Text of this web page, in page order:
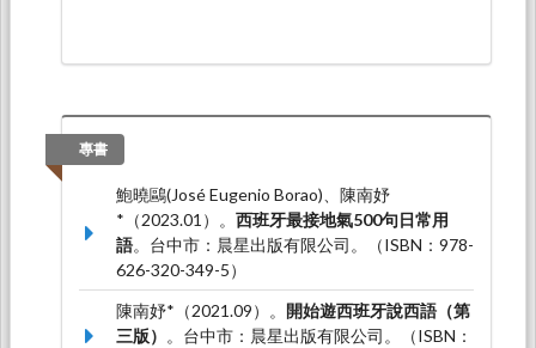
專書
鮑曉鷗(José Eugenio Borao)、陳南妤
*（2023.01）。 西班牙最接地氣500句日常用
語。台中市：晨星出版有限公司。（ISBN：978-
626-320-349-5）
陳南妤*（2021.09）。 開始遊西班牙說西語（第
三版） 。台中市：晨星出版有限公司。（ISBN：